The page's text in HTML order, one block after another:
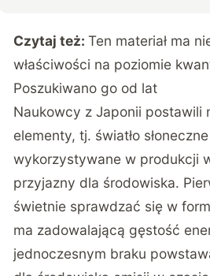
Czytaj też:Ten materiał ma
właściwości na poziomie
Poszukiwano go od lat
Naukowcy z Japonii postawili
elementy, tj. światło
wykorzystywane w produkcji
przyjazny dla środowiska.
świetnie sprawdzać się w
ma zadowalającą gęstość
jednoczesnym braku